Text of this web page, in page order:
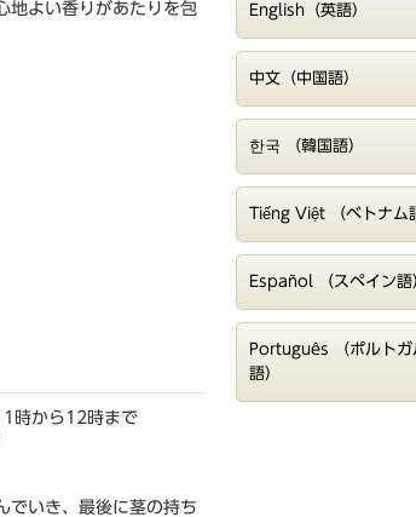
地よい香りがあたりを包
時から12時まで
でいき、最後に茎の持ち
English（英語）
中文（中国語）
한국 （韓国語）
Tiếng Việt （ベトナム
Español （スペイン語
Português （ポルトガ
語）